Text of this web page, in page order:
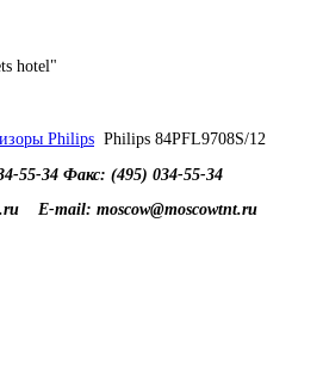
hotel"
Philips Philips 84PFL9708S/12
55-34 Факс: (495) 034-55-34
E-mail: moscow@moscowtnt.ru